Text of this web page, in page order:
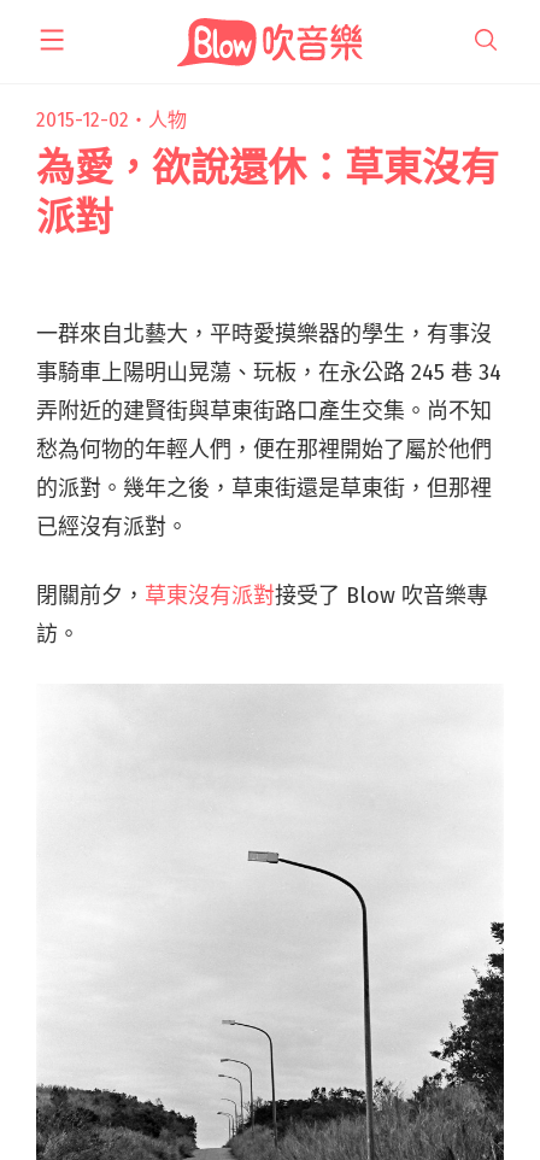
2015-12-02・ 人物
為愛，欲說還休：草東沒有
派對
一群來自北藝大，平時愛摸樂器的學生，有事沒
事騎車上陽明山晃蕩、玩板，在永公路 245 巷 34
弄附近的建賢街與草東街路口產生交集。尚不知
愁為何物的年輕人們，便在那裡開始了屬於他們
的派對。幾年之後，草東街還是草東街，但那裡
已經沒有派對。
閉關前夕， 草東沒有派對接受了 Blow 吹音樂專
訪。